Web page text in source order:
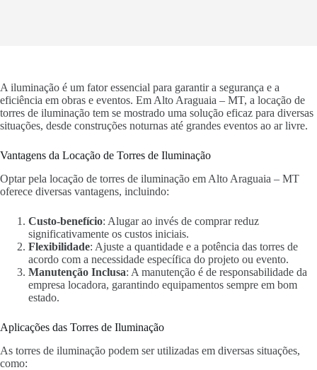
A iluminação é um fator essencial para garantir a segurança e a
eficiência em obras e eventos. Em Alto Araguaia – MT, a locação de
torres de iluminação tem se mostrado uma solução eficaz para diversas
situações, desde construções noturnas até grandes eventos ao ar livre.
Vantagens da Locação de Torres de Iluminação
Optar pela locação de torres de iluminação em Alto Araguaia – MT
oferece diversas vantagens, incluindo:
Custo-benefício: Alugar ao invés de comprar reduz
significativamente os custos iniciais.
Flexibilidade: Ajuste a quantidade e a potência das torres de
acordo com a necessidade específica do projeto ou evento.
Manutenção Inclusa: A manutenção é de responsabilidade da
empresa locadora, garantindo equipamentos sempre em bom
estado.
Aplicações das Torres de Iluminação
As torres de iluminação podem ser utilizadas em diversas situações,
como: